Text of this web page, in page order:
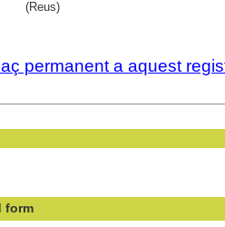
(Reus)
permanent a aquest
form